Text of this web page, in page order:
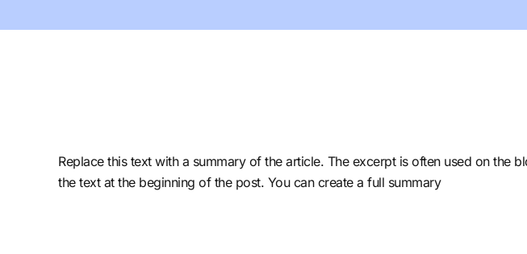
Replace this text with a summary of the article. The excerpt is often used on the
the text at the beginning of the post. You can create a full summary